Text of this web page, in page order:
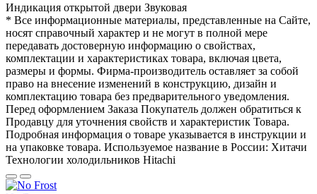
Индикация открытой двери Звуковая
* Все информационные материалы, представленные на Сайте,
носят справочный характер и не могут в полной мере
передавать достоверную информацию о свойствах,
комплектации и характеристиках товара, включая цвета,
размеры и формы. Фирма-производитель оставляет за собой
право на внесение изменений в конструкцию, дизайн и
комплектацию товара без предварительного уведомления.
Перед оформлением Заказа Покупатель должен обратиться к
Продавцу для уточнения свойств и характеристик Товара.
Подробная информация о товаре указывается в инструкции и
на упаковке товара. Используемое название в России: Хитачи
Технологии холодильников Hitachi